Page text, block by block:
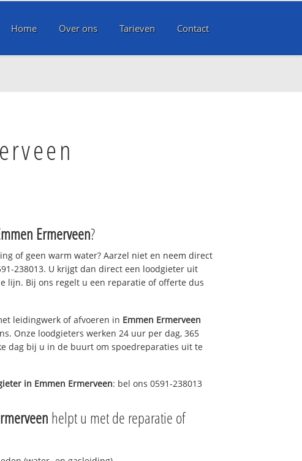
Home Over ons Tarieven Contact
Ermerveen?
of geen warm water? Aarzel niet en neem direct
238013. U krijgt dan direct een loodgieter uit
lijn. Bij ons regelt u een reparatie of offerte dus
leidingwerk of afvoeren in Emmen Ermerveen
Onze loodgieters werken 24 uur per dag, 365
dag bij u in de buurt om spoedreparaties uit te
in Emmen Ermerveen: bel ons 0591-238013
helpt u met de reparatie of